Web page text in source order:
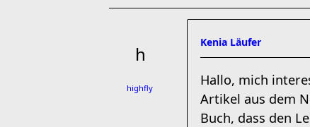
highfly
Kenia Läufer
Hallo, mich
Artikel aus dem
Buch, dass den